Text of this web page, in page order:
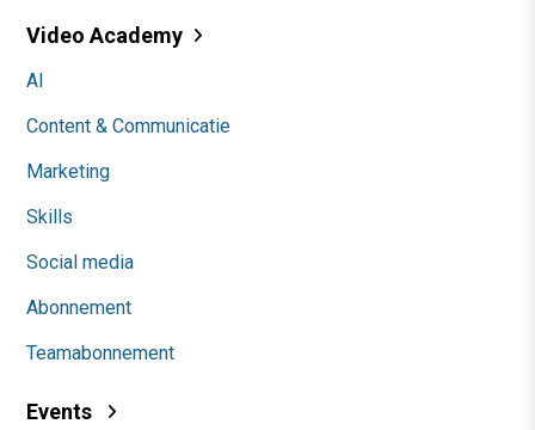
Video Academy
AI
Content & Communicatie
Marketing
Skills
Social media
Abonnement
Teamabonnement
Events